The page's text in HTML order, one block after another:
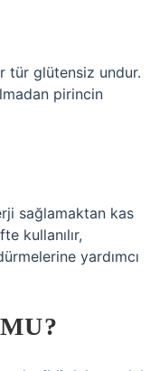
tür glütensiz undur.
pirincin
sağlamaktan kas
kullanılır,
yardımcı